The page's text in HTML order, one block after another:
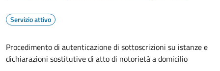
Servizio attivo
Procedimento di autenticazione di sottoscrizioni su istanze e
dichiarazioni sostitutive di atto di notorietà a domicilio